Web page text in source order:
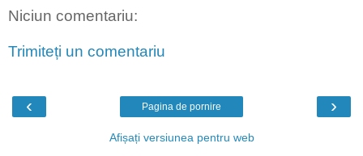
Niciun comentariu:
Trimiteți un comentariu
‹ ›
Pagina de pornire
Afișați versiunea pentru web